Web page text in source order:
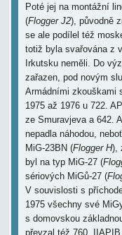
Poté jej na montážní
(Flogger J2), původně
se ale podílel též
totiž byla svařována z
Irkutsku neměli. Do
zařazen, pod novým
Armádními zkouškami
1975 až 1976 u 722.
ze Smuravjeva a 642.
nepadla náhodou,
MiG-23BN (Flogger H),
byl na typ MiG-27 (
sériových MiGů-27 (
V souvislosti s
1975 všechny své
s domovskou
převzal též 760.